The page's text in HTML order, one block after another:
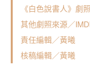
《白色說書人》劇
其他劇照來源／
責任編輯／黃曦
核稿編輯／黃曦